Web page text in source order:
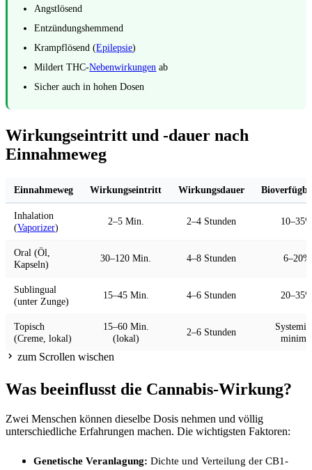
Angstlösend
Entzündungshemmend
Krampflösend (Epilepsie)
Mildert THC-Nebenwirkungen ab
Sicher auch in hohen Dosen
Wirkungseintritt und -dauer nach
Einnahmeweg
Einnahmeweg Wirkungseintritt Wirkungsdauer
Inhalation
(Vaporizer)
2–5 Min. 2–4 Stunden
Oral (Öl,
Kapseln)
30–120 Min. 4–8 Stunden 6–20%
Sublingual
(unter Zunge)
15–45 Min. 4–6 Stunden
Topisch
(Creme, lokal)
15–60 Min.
(lokal)
2–6 Stunden
zum Scrollen wischen
Was beeinflusst die Cannabis-Wirkung?
Zwei Menschen können dieselbe Dosis nehmen und völlig
unterschiedliche Erfahrungen machen. Die wichtigsten Faktoren:
Genetische Veranlagung: Dichte und Verteilung der CB1-